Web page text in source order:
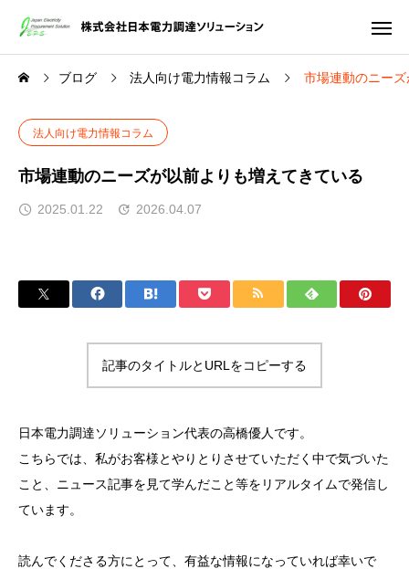
ブログ 法人向け電力情報コラム 市場連動のニー
法人向け電力情報コラム
市場連動のニーズが以前よりも増えてきている
2025.01.22 2026.04.07
記事のタイトルとURLをコピーする
日本電力調達ソリューション代表の高橋優人です。
こちらでは、私がお客様とやりとりさせていただく中で気づいた
こと、ニュース記事を見て学んだこと等をリアルタイムで発信し
ています。
読んでくださる方にとって、有益な情報になっていれば幸いで